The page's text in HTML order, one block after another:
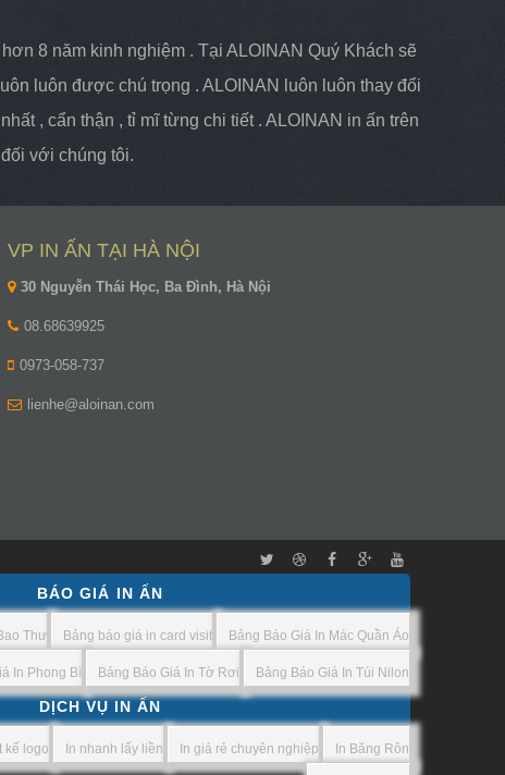
8 năm kinh nghiệm . Tại ALOINAN Quý Khách sẽ
luôn được chú trọng . ALOINAN luôn luôn thay đổi
, cẩn thận , tỉ mĩ từng chi tiết . ALOINAN in ấn trên
với chúng tôi.
VP IN ẤN TẠI HÀ NỘI
30 Nguyễn Thái Học, Ba Đình, Hà Nội
08.68639925
0973-058-737
lienhe@aloinan.com
BÁO GIÁ IN ẤN
Thư Bảng báo giá in card visit Bảng Báo Giá In Mác Quần Áo
In Phong Bì Bảng Báo Giá In Tờ Rơi Bảng Báo Giá In Túi Nilon
DỊCH VỤ IN ẤN
kế logo In nhanh lấy liền In giá rẻ chuyên nghiệp In Băng Rôn